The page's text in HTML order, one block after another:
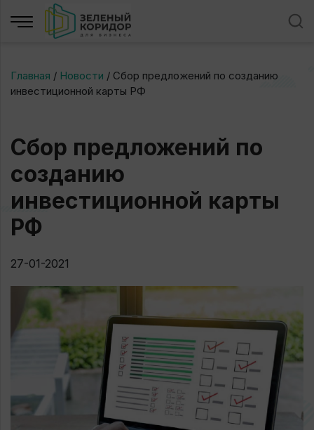
Главная / Новости / Сбор предложений по созданию
инвестиционной карты РФ
Сбор предложений по
созданию
инвестиционной карты
РФ
27-01-2021